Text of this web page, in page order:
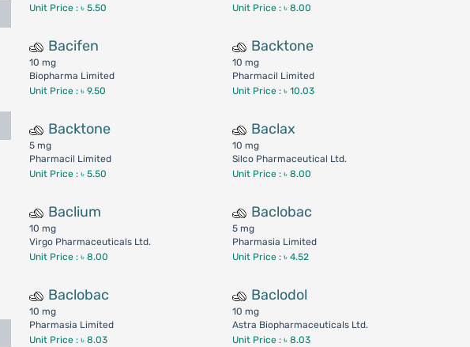
Unit Price : ৳ 5.50
Unit Price : ৳ 8.00
Bacifen
10 mg
Biopharma Limited
Unit Price : ৳ 9.50
Backtone
10 mg
Pharmacil Limited
Unit Price : ৳ 10.03
Backtone
5 mg
Pharmacil Limited
Unit Price : ৳ 5.50
Baclax
10 mg
Silco Pharmaceutical Ltd.
Unit Price : ৳ 8.00
Baclium
10 mg
Virgo Pharmaceuticals Ltd.
Unit Price : ৳ 8.00
Baclobac
5 mg
Pharmasia Limited
Unit Price : ৳ 4.52
Baclobac
10 mg
Pharmasia Limited
Unit Price : ৳ 8.03
Baclodol
10 mg
Astra Biopharmaceuticals Ltd.
Unit Price : ৳ 8.03